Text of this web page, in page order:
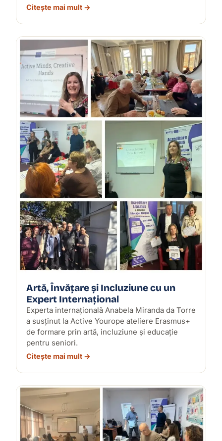
Citește mai mult →
Artă, Învățare și Incluziune cu un
Expert Internațional
Experta internațională Anabela Miranda da Torre
a susținut la Active Yourope ateliere Erasmus+
de formare prin artă, incluziune și educație
pentru seniori.
Citește mai mult →